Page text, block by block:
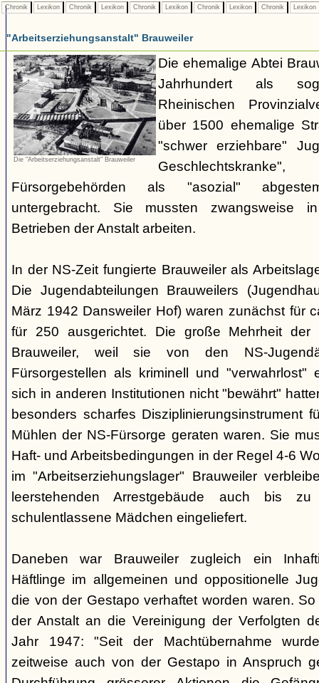
Chronik Lexikon Chronik Lexikon Chronik Lexikon Chronik Lexikon Chronik Lexikon
"Arbeitserziehungsanstalt" Brauweiler
Die "Arbeitserziehungsanstalt" Brauweiler
Die ehemalige Abtei
Jahrhundert als
Rheinischen
über 1500 ehemalige
"schwer erziehbare"
Fürsorgebehörden als "asozial"
untergebracht. Sie mussten zwangsweise
Betrieben der Anstalt arbeiten.
In der NS-Zeit fungierte Brauweiler als
Die Jugendabteilungen Brauweilers
März 1942 Dansweiler Hof) waren zunächst für
für 250 ausgerichtet. Die große Mehrheit der
Brauweiler, weil sie von den NS-
Fürsorgestellen als kriminell und "verwahrlost"
sich in anderen Institutionen nicht "bewährt"
besonders scharfes Disziplinierungsinstrument
Mühlen der NS-Fürsorge geraten waren. Sie
Haft- und Arbeitsbedingungen in der Regel 4-6
im "Arbeitserziehungslager" Brauweiler
leerstehenden Arrestgebäude auch bis zu
schulentlassene Mädchen eingeliefert.
Daneben war Brauweiler zugleich ein
Häftlinge im allgemeinen und oppositionelle
die von der Gestapo verhaftet worden waren.
der Anstalt an die Vereinigung der Verfolgten
Jahr 1947: "Seit der Machtübernahme
zeitweise auch von der Gestapo in Anspruch